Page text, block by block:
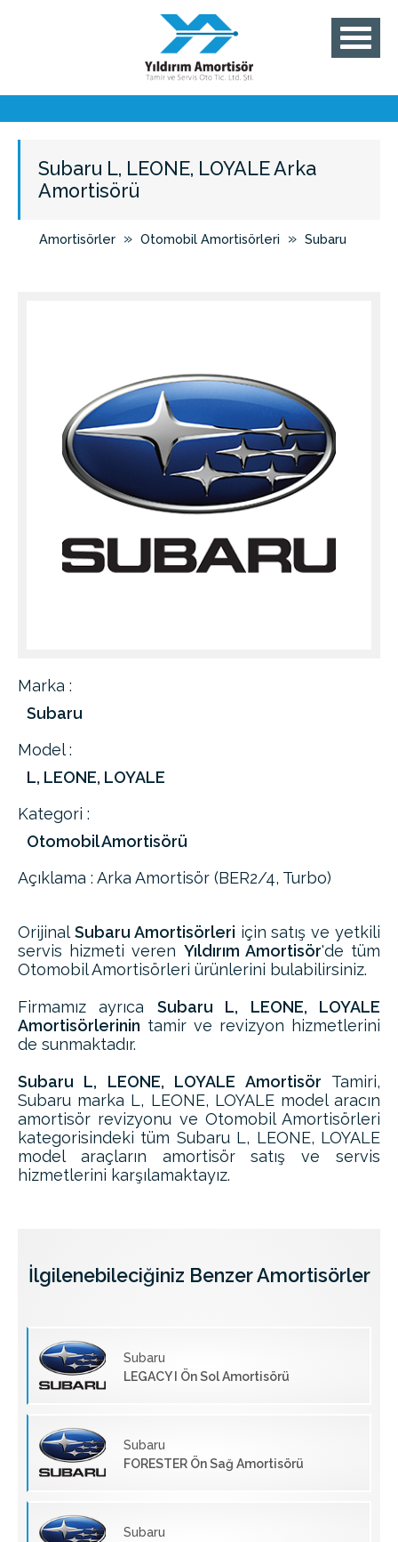
Subaru L, LEONE, LOYALE Arka
Amortisörü
Amortisörler » Otomobil Amortisörleri » Subaru
Marka :
Subaru
Model :
L, LEONE, LOYALE
Kategori :
Otomobil Amortisörü
Açıklama : Arka Amortisör (BER2/4, Turbo)
Orijinal Subaru Amortisörleri için satış ve yetkili
servis hizmeti veren Yıldırım Amortisör'de tüm
Otomobil Amortisörleri ürünlerini bulabilirsiniz.
Firmamız ayrıca Subaru L, LEONE, LOYALE
Amortisörlerinin tamir ve revizyon hizmetlerini
de sunmaktadır.
Subaru L, LEONE, LOYALE Amortisör Tamiri,
Subaru marka L, LEONE, LOYALE model aracın
amortisör revizyonu ve Otomobil Amortisörleri
kategorisindeki tüm Subaru L, LEONE, LOYALE
model araçların amortisör satış ve servis
hizmetlerini karşılamaktayız.
İlgilenebileciğiniz Benzer Amortisörler
Subaru
LEGACY I Ön Sol Amortisörü
Subaru
FORESTER Ön Sağ Amortisörü
Subaru